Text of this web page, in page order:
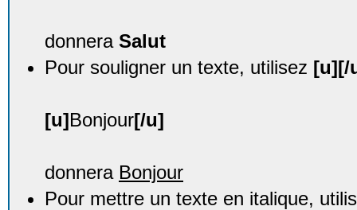
donnera Salut
Pour souligner un texte, utilisez [u][/
[u]Bonjour[/u]
donnera Bonjour
Pour mettre un texte en italique,